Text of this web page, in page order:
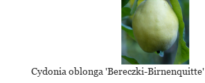
Cydonia oblonga 'Bereczki-Birnenquitte'